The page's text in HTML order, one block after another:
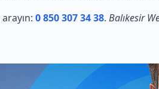
0 850 307 34 38. Balıkesir